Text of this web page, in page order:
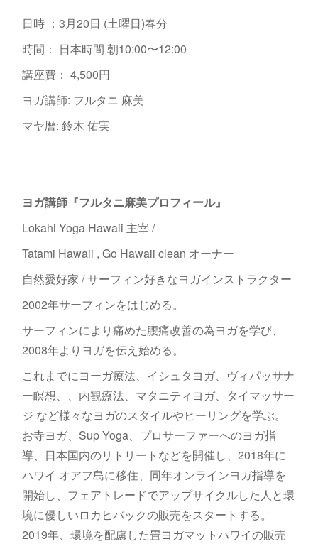
日時 ：3月20日 (土曜日)春分
時間： 日本時間 朝10:00〜12:00
講座費： 4,500円
ヨガ講師: フルタニ 麻美
マヤ暦: 鈴木 佑実
ヨガ講師『フルタニ麻美プロフィール』
Lokahi Yoga Hawaii 主宰 /
Tatami Hawaii , Go Hawaii clean オーナー
自然愛好家 / サーフィン好きなヨガインストラクター
2002年サーフィンをはじめる。
サーフィンにより痛めた腰痛改善の為ヨガを学び、
2008年よりヨガを伝え始める。
これまでにヨーガ療法、イシュタヨガ、ヴィパッサナ
ー瞑想、、内観療法、マタニティヨガ、タイマッサー
ジ など様々なヨガのスタイルやヒーリングを学ぶ。
お寺ヨガ、Sup Yoga、プロサーファーへのヨガ指
導、日本国内のリトリートなどを開催し、2018年に
ハワイ オアフ島に移住、同年オンラインヨガ指導を
開始し、フェアトレードでアップサイクルした人と環
境に優しいロカヒバックの販売をスタートする。
2019年、環境を配慮した畳ヨガマットハワイの販売